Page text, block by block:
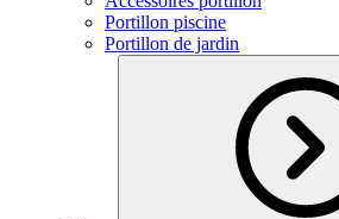
Portillon piscine
Portillon de jardin